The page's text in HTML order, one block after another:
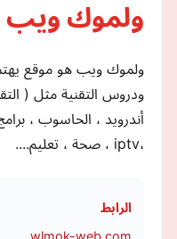
ولموك ويب
ولموك ويب هو موقع يهتم
ودروس التقنية مثل (
أندرويد ، الحاسوب ،
،iptv ، صحة ، تعليم....
الرابط